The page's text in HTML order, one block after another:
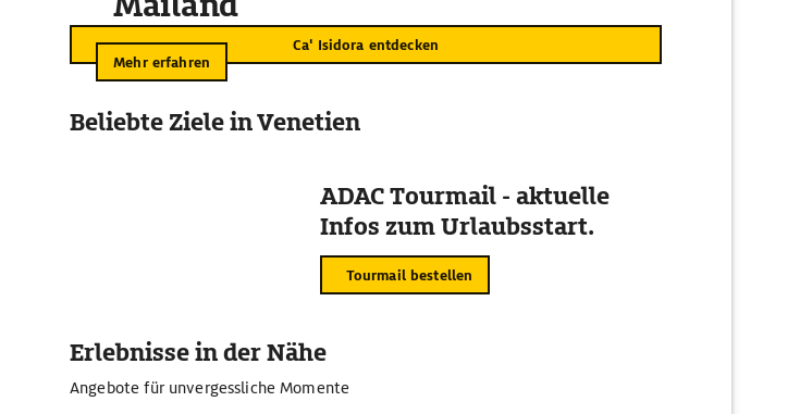
Ca' Isidora entdecken
Mehr erfahren
Beliebte Ziele in Venetien
ADAC Tourmail - aktuelle
Infos zum Urlaubsstart.
Tourmail bestellen
Erlebnisse in der Nähe
Angebote für unvergessliche Momente